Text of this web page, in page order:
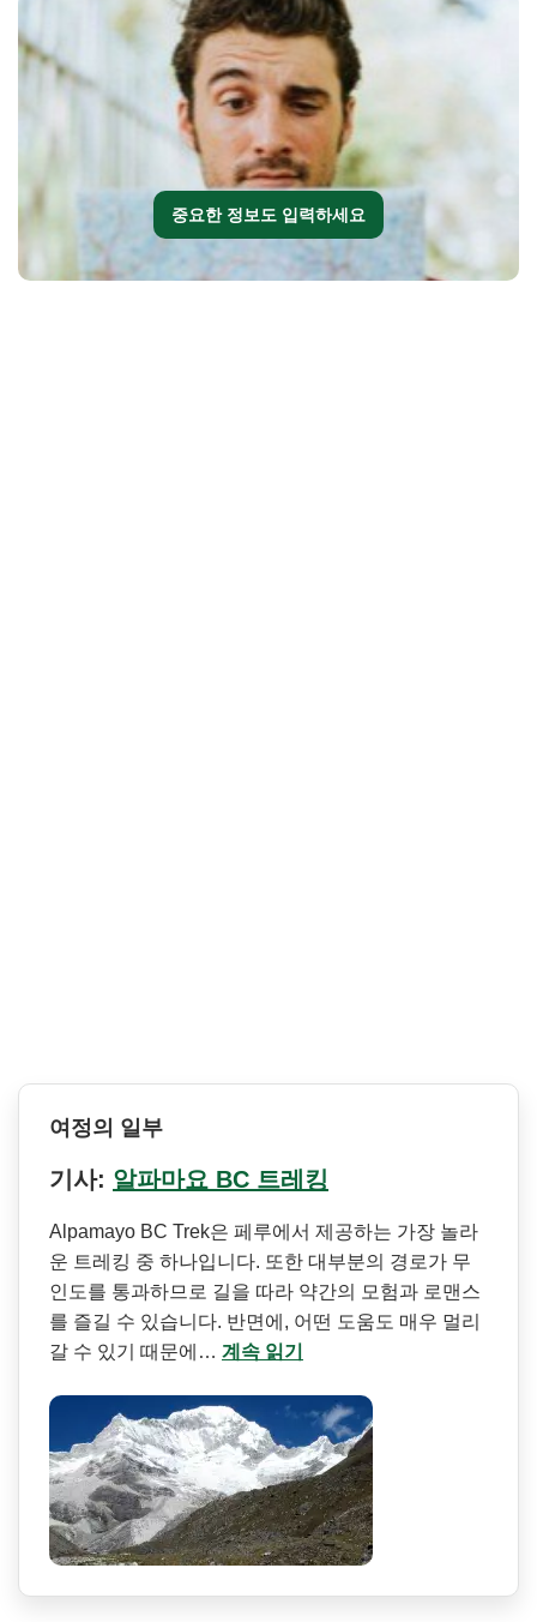
중요한 정보도 입력하세요
여정의 일부
기사: 알파마요 BC 트레킹
Alpamayo BC Trek은 페루에서 제공하는 가장 놀라
운 트레킹 중 하나입니다. 또한 대부분의 경로가 무
인도를 통과하므로 길을 따라 약간의 모험과 로맨스
를 즐길 수 있습니다. 반면에, 어떤 도움도 매우 멀리
갈 수 있기 때문에… 계속 읽기